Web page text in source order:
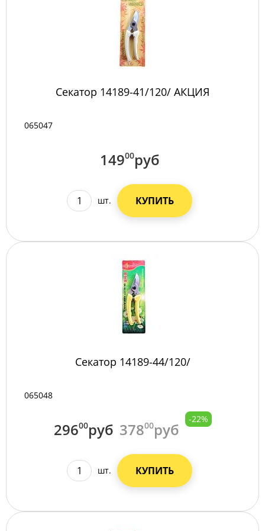
Секатор 14189-41/120/ АКЦИЯ
065047
14900руб
шт. КУПИТЬ
Секатор 14189-44/120/
065048
29600руб 37800руб
-22%
шт. КУПИТЬ